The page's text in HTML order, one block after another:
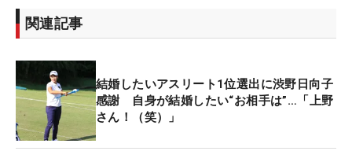
そんななか“うれしいニュース”が飛び込んだ。9日に
と、
イ・ボミ（韓国）との同組が決定した。これを
聞いた渋野は、「ウソ！？ やったー！」と大喜び。
「神様ありがとう！ よく分かってますね（笑）。ボ
ミさんも初めてだし、うれしい。楽しく回ります」
関連記事
結婚したいアスリート1位選出に渋野日向子
感謝 自身が結婚したい“お相手は”…「上野
さん！（笑）」